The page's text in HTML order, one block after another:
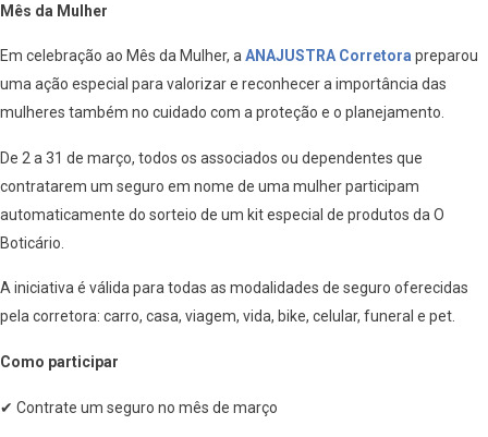
Mês da Mulher
Em celebração ao Mês da Mulher, aANAJUSTRA Corretora preparou
uma ação especial para valorizar e reconhecer a importância das
mulheres também no cuidado com a proteção e o planejamento.
De 2 a 31 de março, todos os associados ou dependentes que
contratarem um seguro em nome de uma mulher participam
automaticamente do sorteio de um kit especial de produtos da O
Boticário.
A iniciativa é válida para todas as modalidades de seguro oferecidas
pela corretora: carro, casa, viagem, vida, bike, celular, funeral e pet.
Como participar
✔ Contrate um seguro no mês de março